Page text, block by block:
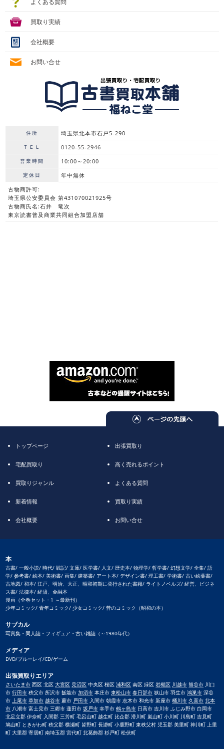
買取り実績
会社概要
お問い合せ
住所 埼玉県北本市石戸5-290
ＴＥＬ 0120-55-2946
営業時間 10:00～20:00
定休日
年中無休
古物商許可:
埼玉県公安委員会 第431070021925号
古物商氏名:石井 竜次
東京読書普及商業共同組合加盟店舗
トップページ 出張買取り
宅配買取り 高く売れるポイント
買取りジャンル よくある質問
新着情報 買取り実績
会社概要 お問い合せ
本
古書/ 一般小説/ 時代/ 戦記/ 文庫/ 医学書/ 人文/ 歴史本/ 物理学/ 哲学書/ 幻想文学/ 全集/ 語
学/ 参考書/ 絵本/ 美術書/ 画集/ 建築書/ アート本/ デザイン書/ 理工書/ 学術書/ 古い絵葉書/
古地図/ 和本/ 江戸、明治、大正、昭和初期に発行された書籍/ ライトノベルズ/ 経営、ビジネ
ス書/ 法律本/ 経済、金融本
漫画（全巻セット・1 ～最新刊）
少年コミック/ 青年コミック/ 少女コミック/ 昔のコミック（昭和の本）
サブカル
写真集・同人誌・フィギュア・古い雑誌（～1980年代）
メディア
DVD/ブルーレイ/CD/ゲーム
出張買取りエリア
さいたま市 西区 北区大宮区 見沼区 中央区 桜区浦和区 南区 緑区岩槻区 川越市 熊谷市 川口
市行田市 秩父市 所沢市 飯能市加須市 本庄市東松山市 春日部市 狭山市 羽生市鴻巣市 深谷
市上尾市 草加市 越谷市 蕨市 戸田市 入間市 朝霞市 志木市 和光市 新座市桶川市 久喜市 北本
市 八潮市 富士見市 三郷市 蓮田市坂戸市 幸手市鶴ヶ島市 日高市 吉川市 ふじみ野市 白岡市
北足立郡 伊奈町 入間郡 三芳町 毛呂山町 越生町 比企郡 滑川町 嵐山町 小川町 川島町 吉見町
鳩山町 ときがわ町 秩父郡 横瀬町 皆野町 長瀞町 小鹿野町 東秩父村 児玉郡 美里町 神川町 上里
町 大里郡 寄居町 南埼玉郡 宮代町 北葛飾郡 杉戸町 松伏町